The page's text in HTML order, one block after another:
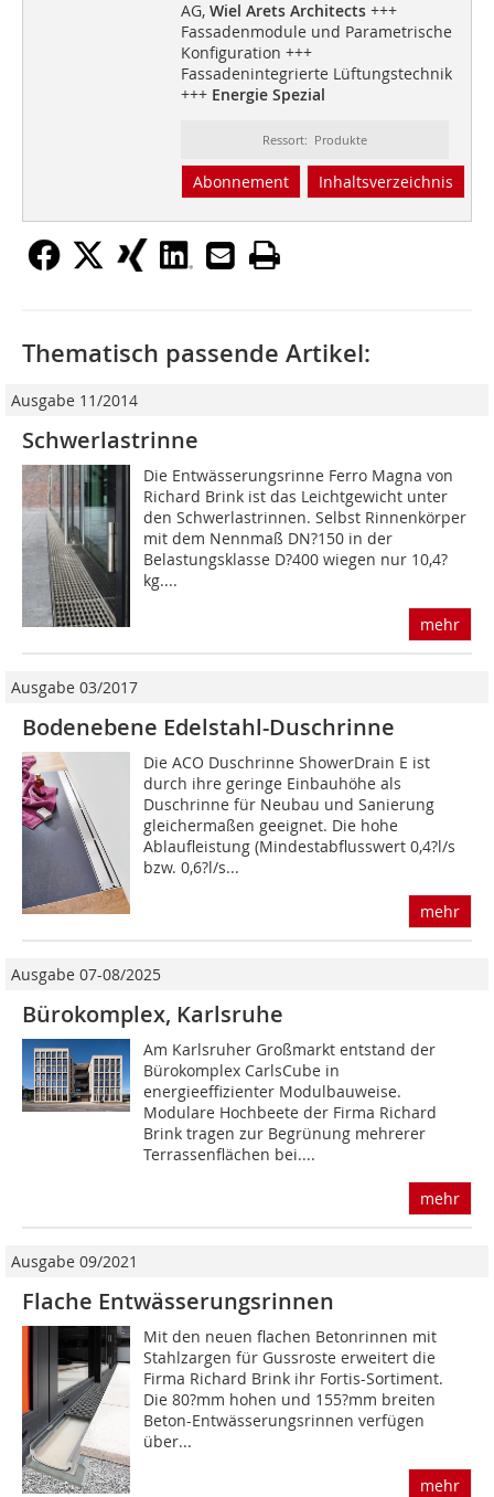
AG, Wiel Arets Architects+++
Fassadenmodule und Parametrische
Konfiguration +++
Fassadenintegrierte Lüftungstechnik
+++ Energie Spezial
Ressort: Produkte
Abonnement Inhaltsverzeichnis
Thematisch passende Artikel:
Ausgabe 11/2014
Schwerlastrinne
Die Entwässerungsrinne Ferro Magna von
Richard Brink ist das Leichtgewicht unter
den Schwerlastrinnen. Selbst Rinnenkörper
mit dem Nennmaß DN?150 in der
Belastungsklasse D?400 wiegen nur 10,4?
kg....
mehr
Ausgabe 03/2017
Bodenebene Edelstahl-Duschrinne
Die ACO Duschrinne ShowerDrain E ist
durch ihre geringe Einbauhöhe als
Duschrinne für Neubau und Sanierung
gleichermaßen geeignet. Die hohe
Ablaufleistung (Mindestabflusswert 0,4?l/s
bzw. 0,6?l/s...
mehr
Ausgabe 07-08/2025
Bürokomplex, Karlsruhe
Am Karlsruher Großmarkt entstand der
Bürokomplex CarlsCube in
energieeffizienter Modulbauweise.
Modulare Hochbeete der Firma Richard
Brink tragen zur Begrünung mehrerer
Terrassenflächen bei....
mehr
Ausgabe 09/2021
Flache Entwässerungsrinnen
Mit den neuen flachen Betonrinnen mit
Stahlzargen für Gussroste erweitert die
Firma Richard Brink ihr Fortis-Sortiment.
Die 80?mm hohen und 155?mm breiten
Beton-Entwässerungsrinnen verfügen
über...
mehr